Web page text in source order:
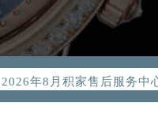
2026年8月积家中国区售后
2026年8月积家全国官方售
积家官方全国统一服务热
2026年8月积家售后服务中
北京市朝阳区建国门外大